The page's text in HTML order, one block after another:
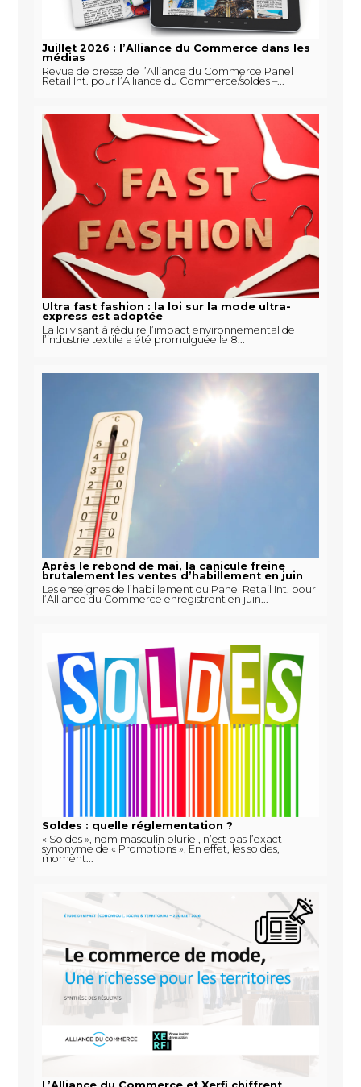
Juillet 2026 : l’Alliance du Commerce dans les
médias
Revue de presse de l’Alliance du Commerce Panel
Retail Int. pour l’Alliance du Commerce/soldes –...
Ultra fast fashion : la loi sur la mode ultra-
express est adoptée
La loi visant à réduire l’impact environnemental de
l’industrie textile a été promulguée le 8...
Après le rebond de mai, la canicule freine
brutalement les ventes d’habillement en juin
Les enseignes de l’habillement du Panel Retail Int. pour
l’Alliance du Commerce enregistrent en juin...
Soldes : quelle réglementation ?
« Soldes », nom masculin pluriel, n’est pas l’exact
synonyme de « Promotions ». En effet, les soldes,
moment...